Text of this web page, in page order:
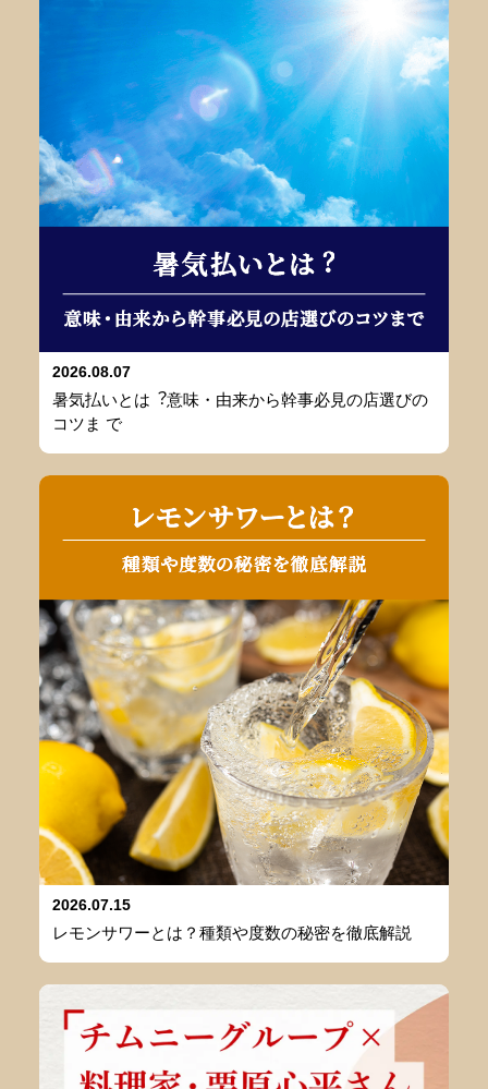
2026.08.07
暑気払いとは︖意味・由来から幹事必⾒の店選びの
コツま で
2026.07.15
レモンサワーとは？種類や度数の秘密を徹底解説